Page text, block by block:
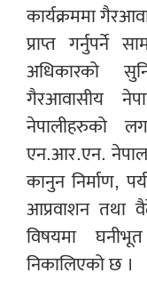
कार्यक्रममा
प्राप्त गर्नुपर्ने
अधिकारको
गैरआवासीय
नेपालीहरुको
एन.आर.एन.
कानुन निर्माण,
आप्रवाशन तथा
विषयमा
निकालिएको छ ।